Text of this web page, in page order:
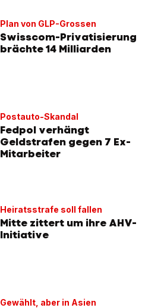
Plan von GLP-Grossen
Swisscom-Privatisierung
brächte 14 Milliarden
Postauto-Skandal
Fedpol verhängt
Geldstrafen gegen 7 Ex-
Mitarbeiter
Heiratsstrafe soll fallen
Mitte zittert um ihre AHV-
Initiative
Gewählt, aber in Asien